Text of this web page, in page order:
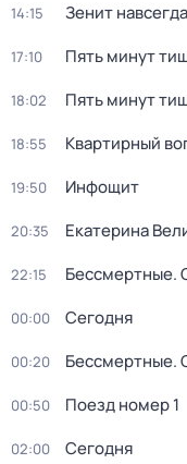
14:15 Зенит навсегда
17:10 Пять минут
18:02 Пять минут
18:55 Квартирный
19:50 Инфощит
20:35 Екатерина
22:15 Бессмертные.
00:00 Сегодня
00:20 Бессмертные.
00:50 Поезд номер 1
02:00 Сегодня